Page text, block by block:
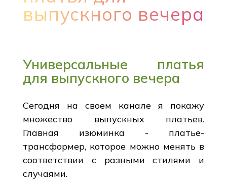
выпускного вечера
Универсальные платья
для выпускного вечера
Сегодня на своем канале я покажу
множество выпускных платьев.
Главная изюминка - платье-
трансформер, которое можно менять в
соответствии с разными стилями и
случаями.